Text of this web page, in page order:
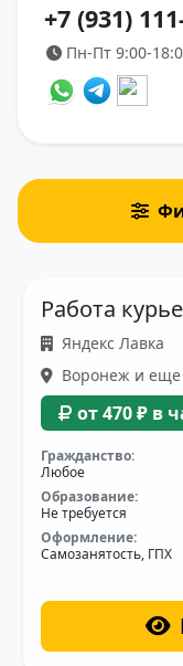
+7 (931)
Пн-Пт 9:00-
Работа
Яндекс Лавка
Воронеж и еще
от 470 ₽ в
Гражданство:
Любое
Образование:
Не требуется
Оформление:
Самозанятость, ГПХ